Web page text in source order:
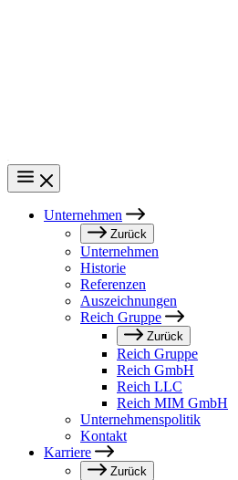
navigation
Unternehmen
Zurück
Unternehmen
Historie
Referenzen
Auszeichnungen
Reich Gruppe
Zurück
Reich Gruppe
Reich GmbH
Reich LLC
Reich MIM GmbH
Unternehmenspolitik
Kontakt
Karriere
Zurück